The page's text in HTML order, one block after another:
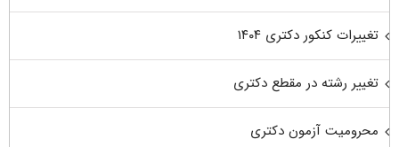
تغییرات کنکور دکتری ۱۴۰۴
تغییر رشته در مقطع دکتری
محرومیت آزمون دکتری